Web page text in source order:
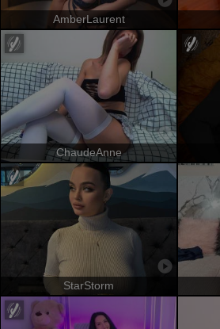
AmberLaurent
ChaudeAnne
StarStorm